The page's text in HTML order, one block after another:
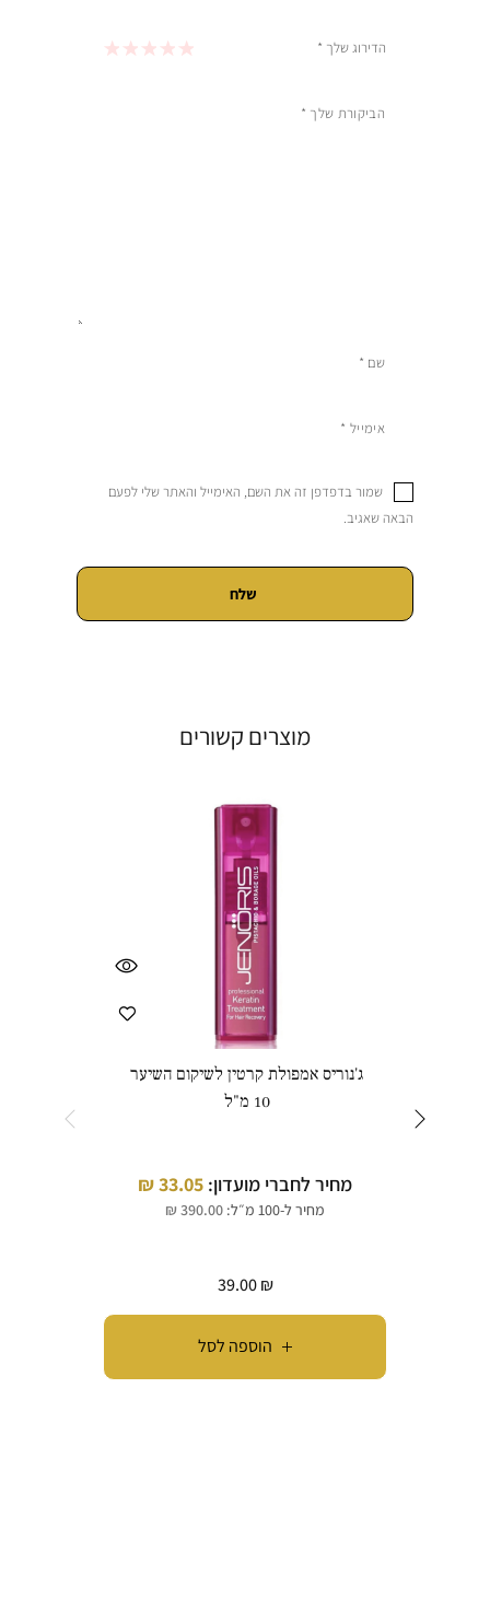
הדירוג שלך * 1 מתוך 5 כוכבים 2 מתוך 5 כוכבים 3 מתוך 5 כוכבים 4 מתוך 5 כוכבים
שמור בדפדפן זה את השם, האימייל והאתר שלי לפעם
הבאה שאגיב.
מוצרים קשורים
הוספה לסל
ג'נוריס אמפולת קרטין לשיקום השיער
10 מ"ל
מחיר לחברי מועדון: 33.05
₪
מחיר ל-100 מ״ל: 390.00
₪
39.00₪